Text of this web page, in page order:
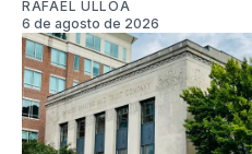
RAFAEL ULLOA
6 de agosto de 2026